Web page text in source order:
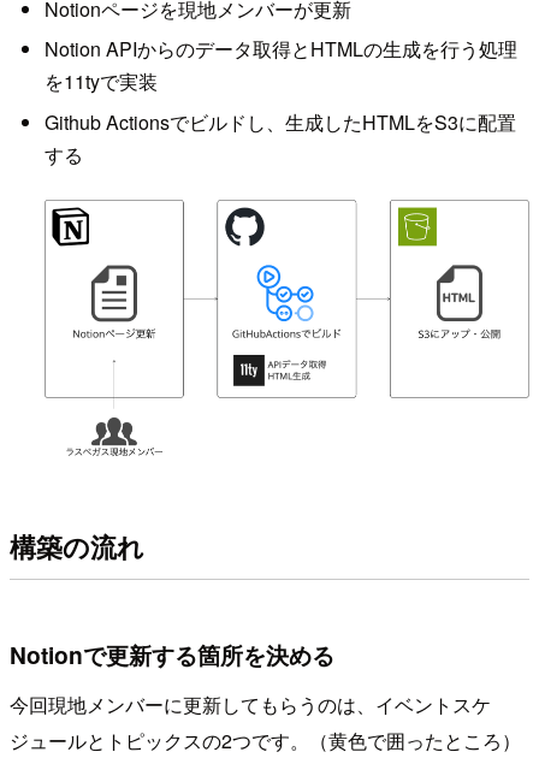
Notionページを現地メンバーが更新
Notion APIからのデータ取得とHTMLの生成を行う処理
を11tyで実装
Github Actionsでビルドし、生成したHTMLをS3に配置
する
構築の流れ
Notionで更新する箇所を決める
今回現地メンバーに更新してもらうのは、イベントスケ
ジュールとトピックスの2つです。（黄色で囲ったところ）